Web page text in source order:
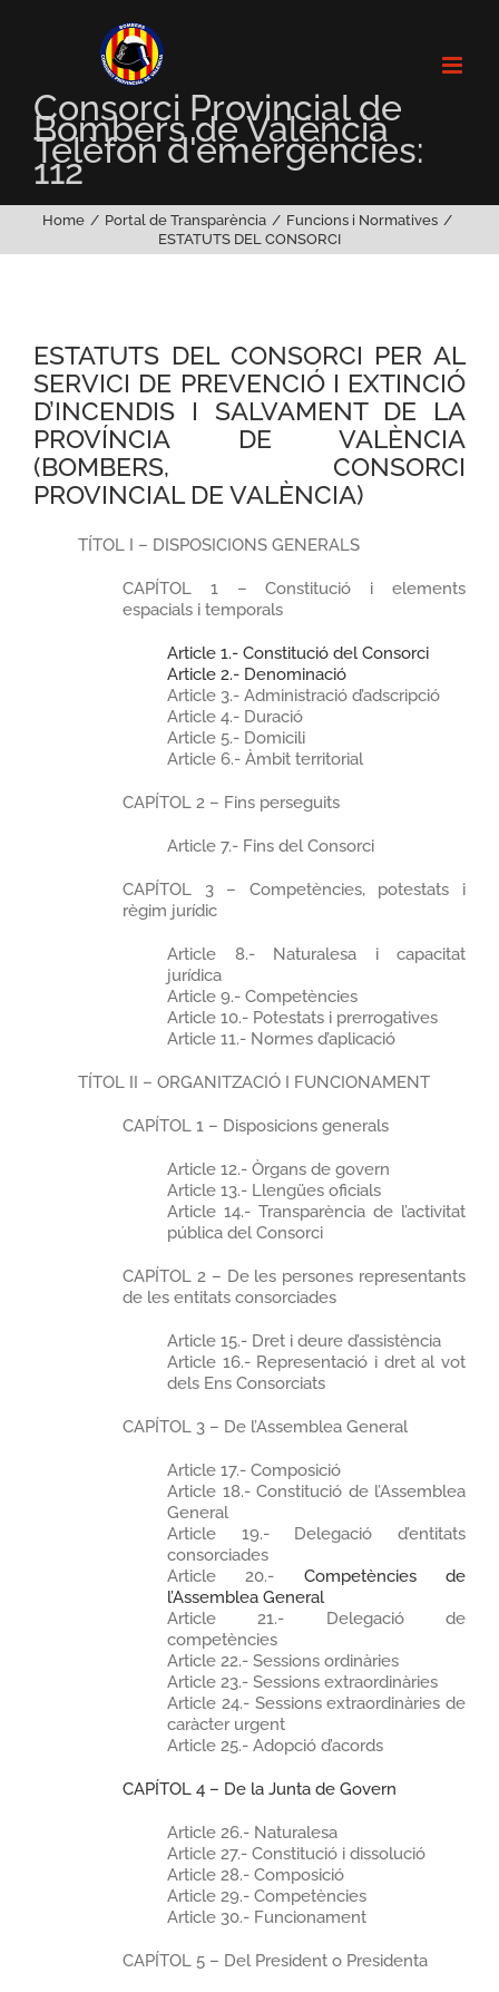
Consorci Provincial de
Bombers de València
Telèfon d'emergències:
112
Home Portal de Transparència
Funcions i Normatives
ESTATUTS DEL CONSORCI
ESTATUTS DEL CONSORCI PER AL
SERVICI DE PREVENCIÓ I EXTINCIÓ
D’INCENDIS I SALVAMENT DE LA
PROVÍNCIA DE VALÈNCIA
(BOMBERS, CONSORCI
PROVINCIAL DE VALÈNCIA)
TÍTOL I – DISPOSICIONS GENERALS
CAPÍTOL 1 – Constitució i elements
espacials i temporals
Article 1.- Constitució del Consorci
Article 2.- Denominació
Article 3.- Administració d’adscripció
Article 4.- Duració
Article 5.- Domicili
Article 6.- Àmbit territorial
CAPÍTOL 2 – Fins perseguits
Article 7.- Fins del Consorci
CAPÍTOL 3 – Competències, potestats i
règim jurídic
Article 8.- Naturalesa i capacitat
jurídica
Article 9.- Competències
Article 10.- Potestats i prerrogatives
Article 11.- Normes d’aplicació
TÍTOL II – ORGANITZACIÓ I FUNCIONAMENT
CAPÍTOL 1 – Disposicions generals
Article 12.- Òrgans de govern
Article 13.- Llengües oficials
Article 14.- Transparència de l’activitat
pública del Consorci
CAPÍTOL 2 – De les persones representants
de les entitats consorciades
Article 15.- Dret i deure d’assistència
Article 16.- Representació i dret al vot
dels Ens Consorciats
CAPÍTOL 3 – De l’Assemblea General
Article 17.- Composició
Article 18.- Constitució de l’Assemblea
General
Article 19.- Delegació d’entitats
consorciades
Article 20.- Competències de
l’Assemblea General
Article 21.- Delegació de
competències
Article 22.- Sessions ordinàries
Article 23.- Sessions extraordinàries
Article 24.- Sessions extraordinàries de
caràcter urgent
Article 25.- Adopció d’acords
CAPÍTOL 4 – De la Junta de Govern
Article 26.- Naturalesa
Article 27.- Constitució i dissolució
Article 28.- Composició
Article 29.- Competències
Article 30.- Funcionament
CAPÍTOL 5 – Del President o Presidenta